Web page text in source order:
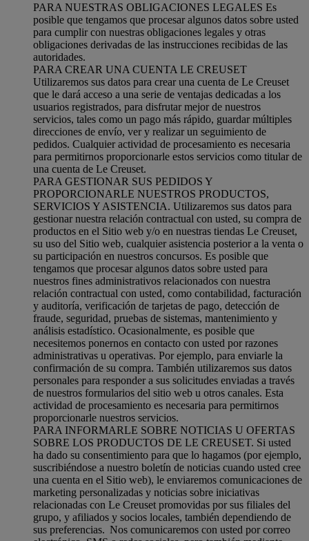
PARA NUESTRAS OBLIGACIONES LEGALES Es
posible que tengamos que procesar algunos datos sobre usted
para cumplir con nuestras obligaciones legales y otras
obligaciones derivadas de las instrucciones recibidas de las
autoridades.
PARA CREAR UNA CUENTA LE CREUSET
Utilizaremos sus datos para crear una cuenta de Le Creuset
que le dará acceso a una serie de ventajas dedicadas a los
usuarios registrados, para disfrutar mejor de nuestros
servicios, tales como un pago más rápido, guardar múltiples
direcciones de envío, ver y realizar un seguimiento de
pedidos. Cualquier actividad de procesamiento es necesaria
para permitirnos proporcionarle estos servicios como titular de
una cuenta de Le Creuset.
PARA GESTIONAR SUS PEDIDOS Y
PROPORCIONARLE NUESTROS PRODUCTOS,
SERVICIOS Y ASISTENCIA. Utilizaremos sus datos para
gestionar nuestra relación contractual con usted, su compra de
productos en el Sitio web y/o en nuestras tiendas Le Creuset,
su uso del Sitio web, cualquier asistencia posterior a la venta o
su participación en nuestros concursos. Es posible que
tengamos que procesar algunos datos sobre usted para
nuestros fines administrativos relacionados con nuestra
relación contractual con usted, como contabilidad, facturación
y auditoría, verificación de tarjetas de pago, detección de
fraude, seguridad, pruebas de sistemas, mantenimiento y
análisis estadístico. Ocasionalmente, es posible que
necesitemos ponernos en contacto con usted por razones
administrativas u operativas. Por ejemplo, para enviarle la
confirmación de su compra. También utilizaremos sus datos
personales para responder a sus solicitudes enviadas a través
de nuestros formularios del sitio web u otros canales. Esta
actividad de procesamiento es necesaria para permitirnos
proporcionarle nuestros servicios.
PARA INFORMARLE SOBRE NOTICIAS U OFERTAS
SOBRE LOS PRODUCTOS DE LE CREUSET. Si usted
ha dado su consentimiento para que lo hagamos (por ejemplo,
suscribiéndose a nuestro boletín de noticias cuando usted cree
una cuenta en el Sitio web), le enviaremos comunicaciones de
marketing personalizadas y noticias sobre iniciativas
relacionadas con Le Creuset promovidas por sus filiales del
grupo, y afiliados y socios locales, también dependiendo de
sus preferencias. Nos comunicaremos con usted por correo